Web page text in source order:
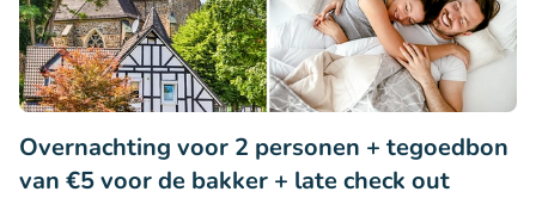
Overnachting voor 2 personen + tegoedbon
van €5 voor de bakker + late check out